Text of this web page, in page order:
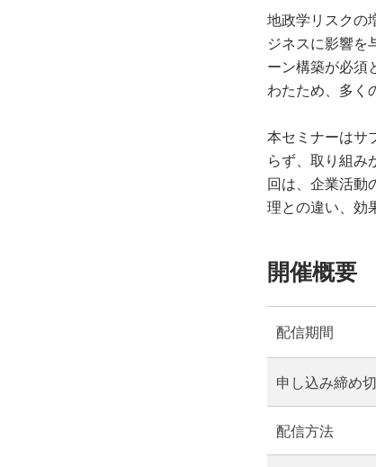
地政学リスクの
ジネスに影響を
ーン構築が必須
わたため、多く
本セミナーはサ
らず、取り組み
回は、企業活動
理との違い、効
開催概要
配信期間
申し込み締め
配信方法